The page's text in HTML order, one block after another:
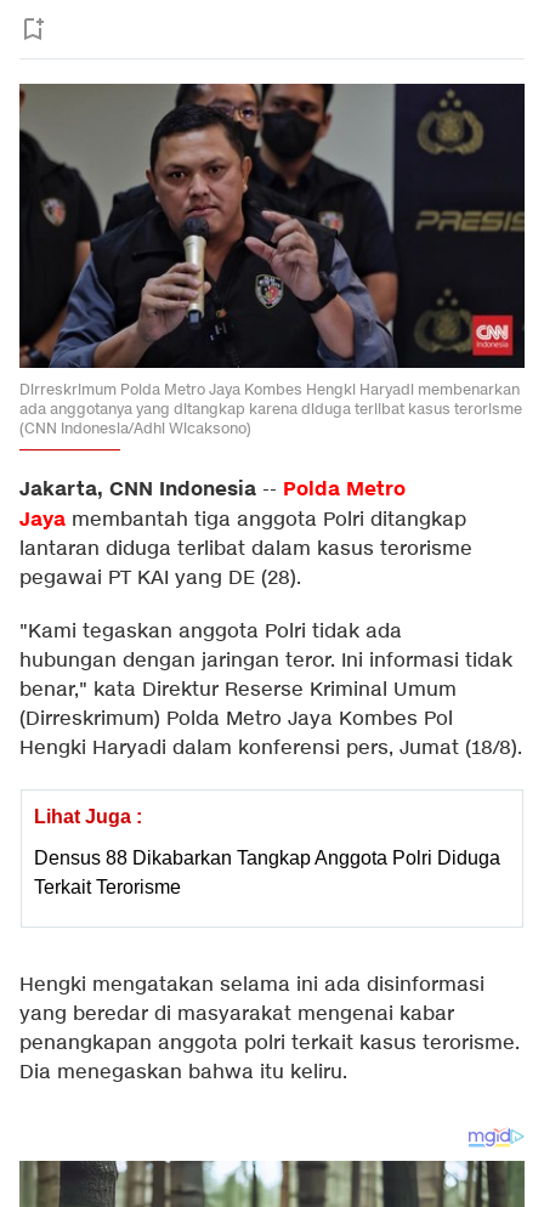
Dirreskrimum Polda Metro Jaya Kombes Hengki Haryadi membenarkan
ada anggotanya yang ditangkap karena diduga terlibat kasus terorisme
(CNN Indonesia/Adhi Wicaksono)
Jakarta, CNN Indonesia -- Polda Metro
Jaya membantah tiga anggota Polri ditangkap
lantaran diduga terlibat dalam kasus terorisme
pegawai PT KAI yang DE (28).
"Kami tegaskan anggota Polri tidak ada
hubungan dengan jaringan teror. Ini informasi tidak
benar," kata Direktur Reserse Kriminal Umum
(Dirreskrimum) Polda Metro Jaya Kombes Pol
Hengki Haryadi dalam konferensi pers, Jumat (18/8).
Lihat Juga :
Densus 88 Dikabarkan Tangkap Anggota Polri Diduga
Terkait Terorisme
Hengki mengatakan selama ini ada disinformasi
yang beredar di masyarakat mengenai kabar
penangkapan anggota polri terkait kasus terorisme.
Dia menegaskan bahwa itu keliru.